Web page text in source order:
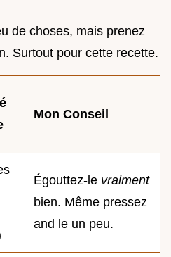
de choses, mais prenez
Surtout pour cette recette.
Mon Conseil
Égouttez-le vraiment
bien. Même pressez
and le un peu.